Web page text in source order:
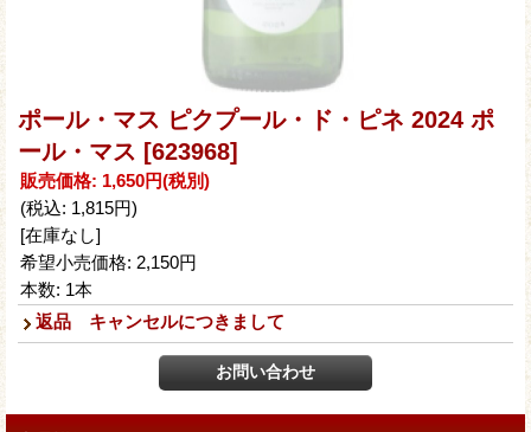
ポール・マス ピクプール・ド・ピネ 2024 ポ
ール・マス [623968]
販売価格: 1,650円(税別)
(税込: 1,815円)
[在庫なし]
希望小売価格: 2,150円
本数: 1本
返品 キャンセルにつきまして